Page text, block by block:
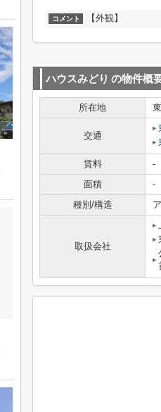
コメント 【外観】
ハウスみどり の物件概
所在地
交通
賃料
-
面積
-
種別/構造
取扱会社